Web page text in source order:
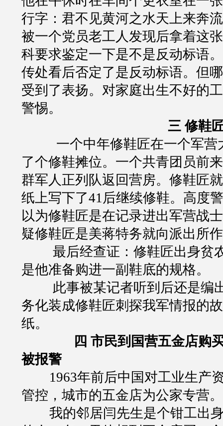
行字：君不见黄河之水天上来奔
被一个党员老工人发现后拿着这
科要求鉴定一下是不是反动标语
传处看后否定了是反动标语。但
受到了表扬。对家庭出生不好的
警惕。
三 修鞋
一个中年修鞋匠在一个军营
了个修鞋摊位。一个共青团员前
群军人正列队返回营房。修鞋匠
纸上写下了41后继续修鞋。高度
以为修鞋匠是在记录进出军营战
疑修鞋匠是美蒋特务就向派出所
最后经查证：修鞋匠出身贫
是他准备购进一副鞋底的规格。
此事被某记者听到后还是编
务化装成修鞋匠刺探我军情报的
纸。
四 市民到国营五金店购
被报警
1963年前后中国对工业生产
管控，城市的五金店为公家专营。
我的邻居闫先生是个钳工出